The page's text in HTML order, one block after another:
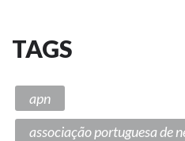
TAGS
apn
associação portuguesa de